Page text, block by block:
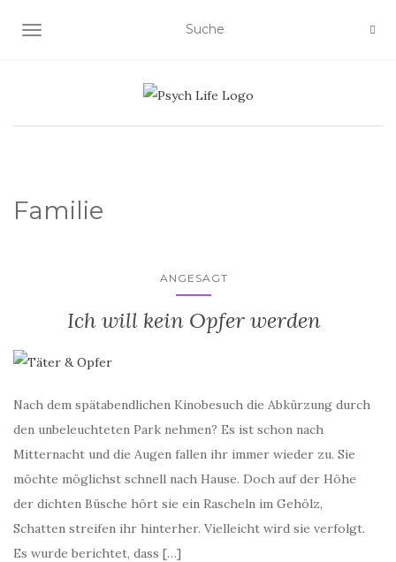
SCHALTE NAVIGATION
Familie
ANGESAGT
Ich will kein Opfer werden
Nach dem spätabendlichen Kinobesuch die Abkürzung durch
den unbeleuchteten Park nehmen? Es ist schon nach
Mitternacht und die Augen fallen ihr immer wieder zu. Sie
möchte möglichst schnell nach Hause. Doch auf der Höhe
der dichten Büsche hört sie ein Rascheln im Gehölz,
Schatten streifen ihr hinterher. Vielleicht wird sie verfolgt.
Es wurde berichtet, dass […]